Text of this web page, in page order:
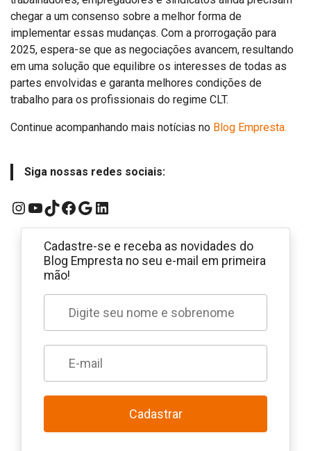
chegar a um consenso sobre a melhor forma de
implementar essas mudanças. Com a prorrogação para
2025, espera-se que as negociações avancem, resultando
em uma solução que equilibre os interesses de todas as
partes envolvidas e garanta melhores condições de
trabalho para os profissionais do regime CLT.
Continue acompanhando mais notícias no Blog Empresta.
Siga nossas redes sociais:
Instagram
YouTube
TikTok
Facebook
Google
LinkedIn
Cadastre-se e receba as novidades do
Blog Empresta no seu e-mail em primeira
mão!
Cadastrar